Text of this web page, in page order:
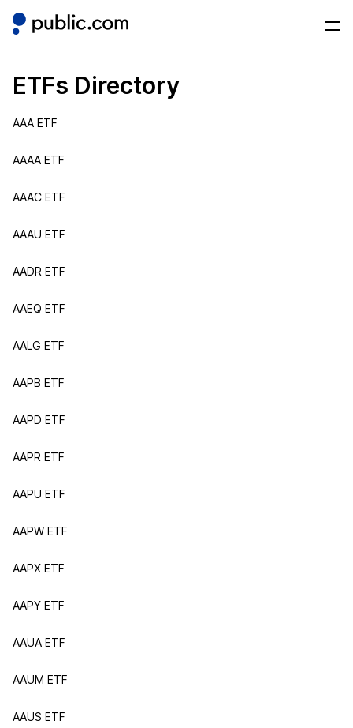
ETFs Directory
AAA ETF
AAAA ETF
AAAC ETF
AAAU ETF
AADR ETF
AAEQ ETF
AALG ETF
AAPB ETF
AAPD ETF
AAPR ETF
AAPU ETF
AAPW ETF
AAPX ETF
AAPY ETF
AAUA ETF
AAUM ETF
AAUS ETF